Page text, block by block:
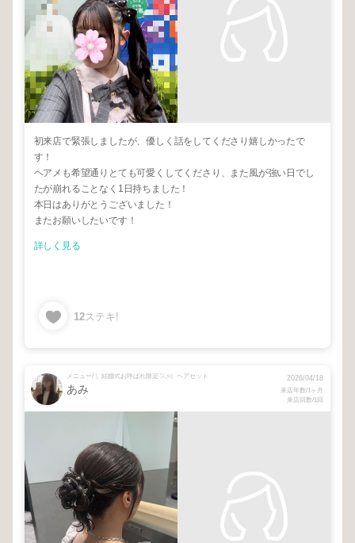
初来店で緊張しましたが、優しく話をしてくださり嬉しかったで
す！
ヘアメも希望通りとても可愛くしてくださり、また風が強い日でし
たが崩れることなく1日持ちました！
本日はありがとうございました！
またお願いしたいです！
詳しく見る
12ステキ!
メニュー/ 〖結婚式お呼ばれ限定𓅯𓈒𓏸〗ヘアセット
あみ
2026/04/18
来店年数/1ヶ月
来店回数/1回